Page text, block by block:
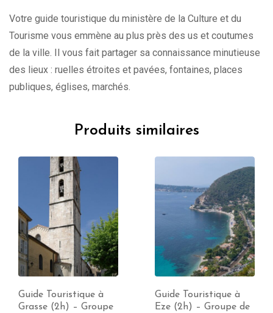
Votre guide touristique du ministère de la Culture et du
Tourisme vous emmène au plus près des us et coutumes
de la ville. Il vous fait partager sa connaissance minutieuse
des lieux : ruelles étroites et pavées, fontaines, places
publiques, églises, marchés.
Produits similaires
Guide Touristique à
Grasse (2h) – Groupe
Guide Touristique à
Eze (2h) – Groupe de